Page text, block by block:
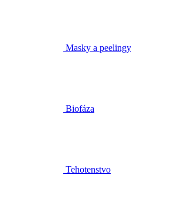
Masky a peelingy
Biofáza
Tehotenstvo